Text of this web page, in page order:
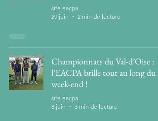
site eacpa
29 juin
2 min de lecture
Championnats du Val-d’Oise :
l’EACPA brille tout au long du
week-end !
site eacpa
8 juin
3 min de lecture